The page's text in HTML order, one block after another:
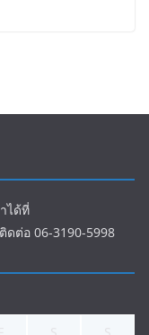
ได้ที่
ต่อ 06-3190-5998